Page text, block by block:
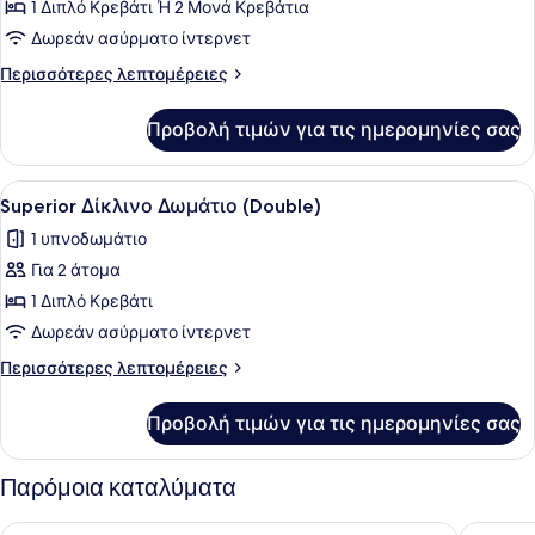
για
Δίκλινο
Δωμάτιο
(Double
Twin)
1 Διπλό Κρεβάτι Ή 2 Μονά Κρεβάτια
Δωρεάν ασύρματο ίντερνετ
Περισσότερες λεπτομέρειες
Περισσότερες
Δωμάτιο
(Double
ή
Twin)
Προβολή τιμών για τις ημερομηνίες σας
Προβολή
όλων
των
φωτογραφιών
για
Superior
Δίκλινο
Δωμάτιο
Ένα δωμάτιο ξενοδοχείου με ένα
1
Superior Δίκλινο Δωμάτιο (Double)
1 υπνοδωμάτιο
Για 2 άτομα
1 Διπλό Κρεβάτι
Δωρεάν ασύρματο ίντερνετ
Περισσότερες λεπτομέρειες
Περισσότερες
Δίκλινο
Δωμάτιο
(Double)
Προβολή τιμών για τις ημερομηνίες σας
Παρόμοια καταλύματα